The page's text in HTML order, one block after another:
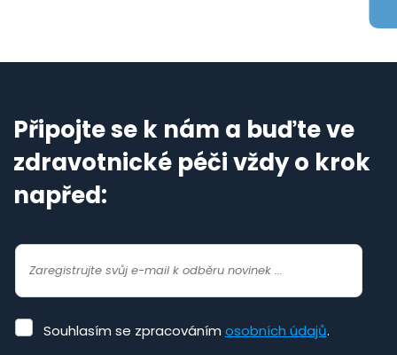
Připojte se k nám a buďte ve
zdravotnické péči vždy o krok
napřed:
Souhlasím
Souhlasím se zpracováním osobních údajů.